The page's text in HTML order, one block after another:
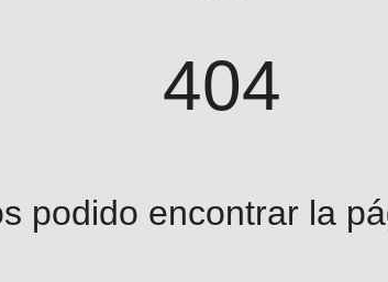
404
podido encontrar la